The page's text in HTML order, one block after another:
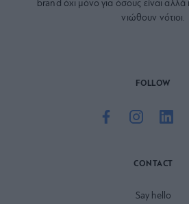
brand όχι μόνο για όσους είναι αλλά
νιώθουν νότιοι.
FOLLOW
CONTACT
Say hello